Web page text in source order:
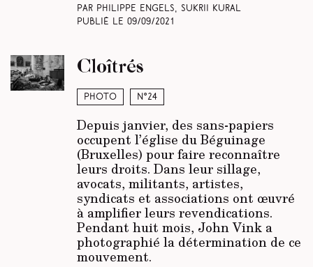
Par Philippe Engels, Sukrii Kural
Publié le 09/09/2021
Photo N°24
Cloîtrés
Depuis janvier, des sans-papiers
occupent l’église du Béguinage
(Bruxelles) pour faire reconnaître
leurs droits. Dans leur sillage,
avocats, militants, artistes,
syndicats et associations ont œuvré
à amplifier leurs revendications.
Pendant huit mois, John Vink a
photographié la détermination de ce
mouvement.